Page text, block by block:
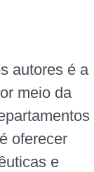
autores é a
meio da
oferecer
e